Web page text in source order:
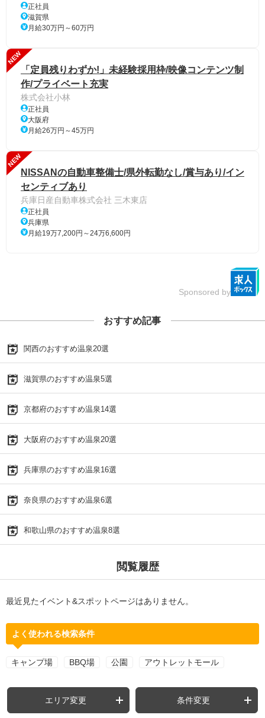
正社員
滋賀県
月給30万円～60万円
NEW
「定員残りわずか!」未経験採用枠/映像コンテンツ制
作/プライベート充実
株式会社小林
正社員
大阪府
月給26万円～45万円
NEW
NISSANの自動車整備士/県外転勤なし/賞与あり/イン
センティブあり
兵庫日産自動車株式会社 三木東店
正社員
兵庫県
月給19万7,200円～24万6,600円
Sponsored by
おすすめ記事
関西のおすすめ温泉20選
滋賀県のおすすめ温泉5選
京都府のおすすめ温泉14選
大阪府のおすすめ温泉20選
兵庫県のおすすめ温泉16選
奈良県のおすすめ温泉6選
和歌山県のおすすめ温泉8選
閲覧履歴
最近見たイベント&スポットページはありません。
よく使われる検索条件
キャンプ場 BBQ場 公園 アウトレットモール
エリア変更 条件変更